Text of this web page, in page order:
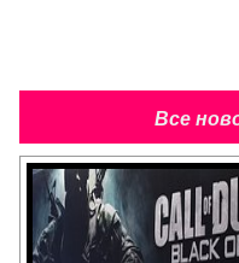
Все